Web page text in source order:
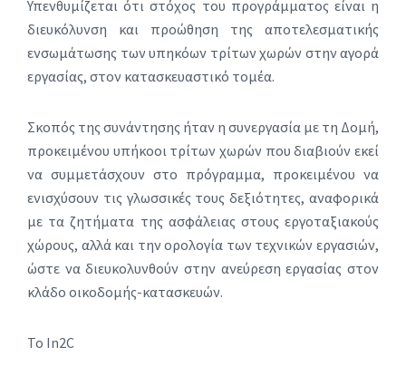
Υπενθυμίζεται ότι στόχος του προγράμματος είναι η
διευκόλυνση και προώθηση της αποτελεσματικής
ενσωμάτωσης των υπηκόων τρίτων χωρών στην αγορά
εργασίας, στον κατασκευαστικό τομέα.
Σκοπός της συνάντησης ήταν η συνεργασία με τη Δομή,
προκειμένου υπήκοοι τρίτων χωρών που διαβιούν εκεί
να συμμετάσχουν στο πρόγραμμα, προκειμένου να
ενισχύσουν τις γλωσσικές τους δεξιότητες, αναφορικά
με τα ζητήματα της ασφάλειας στους εργοταξιακούς
χώρους, αλλά και την ορολογία των τεχνικών εργασιών,
ώστε να διευκολυνθούν στην ανεύρεση εργασίας στον
κλάδο οικοδομής-κατασκευών.
Το In2C